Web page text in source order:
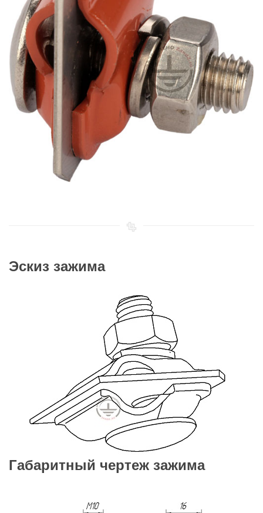
Эскиз зажима
Габаритный чертеж зажима